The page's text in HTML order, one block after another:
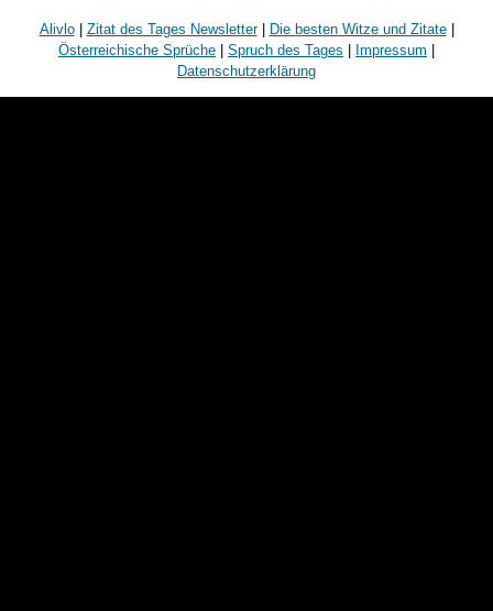
Alivlo| Zitat des Tages Newsletter| Die besten Witze und Zitate|
Österreichische Sprüche | Spruch des Tages | Impressum |
Datenschutzerklärung